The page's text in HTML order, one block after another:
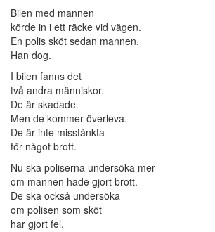
Bilen med mannen
körde in i ett räcke vid vägen.
En polis sköt sedan mannen.
Han dog.
I bilen fanns det
två andra människor.
De är skadade.
Men de kommer överleva.
De är inte misstänkta
för något brott.
Nu ska poliserna undersöka mer
om mannen hade gjort brott.
De ska också undersöka
om polisen som sköt
har gjort fel.